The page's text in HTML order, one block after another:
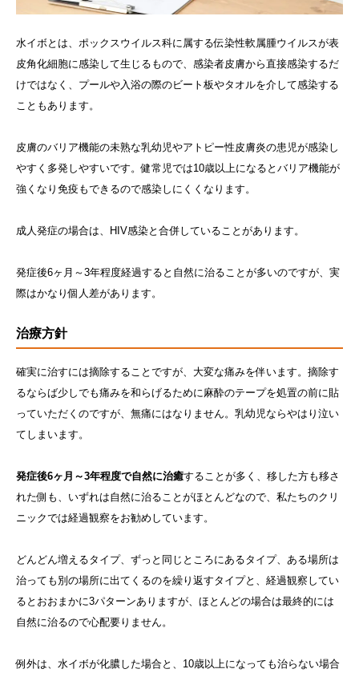
水イボとは、ポックスウイルス科に属する伝染性軟属腫ウイルスが表
皮角化細胞に感染して生じるもので、感染者皮膚から直接感染するだ
けではなく、プールや入浴の際のビート板やタオルを介して感染する
こともあります。
皮膚のバリア機能の未熟な乳幼児やアトピー性皮膚炎の患児が感染し
やすく多発しやすいです。健常児では10歳以上になるとバリア機能が
強くなり免疫もできるので感染しにくくなります。
成人発症の場合は、HIV感染と合併していることがあります。
発症後6ヶ月～3年程度経過すると自然に治ることが多いのですが、実
際はかなり個人差があります。
治療方針
確実に治すには摘除することですが、大変な痛みを伴います。摘除す
るならば少しでも痛みを和らげるために麻酔のテープを処置の前に貼
っていただくのですが、無痛にはなりません。乳幼児ならやはり泣い
てしまいます。
発症後6ヶ月～3年程度で自然に治癒することが多く、移した方も移さ
れた側も、いずれは自然に治ることがほとんどなので、私たちのクリ
ニックでは経過観察をお勧めしています。
どんどん増えるタイプ、ずっと同じところにあるタイプ、ある場所は
治っても別の場所に出てくるのを繰り返すタイプと、経過観察してい
るとおおまかに3パターンありますが、ほとんどの場合は最終的には
自然に治るので心配要りません。
例外は、水イボが化膿した場合と、10歳以上になっても治らない場合